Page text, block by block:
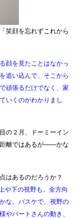
笑顔を忘れずこれから
顔を見たことはなかっ
追い込んで、そこから
頑張るだけでなく、家
いくのがわかりまし
の２月、ドーミーイン
離ではあるが――かな
はあるのだろうか？
や下の視野も。全方向
な。バスケで、視野の
やパートさんの動き、